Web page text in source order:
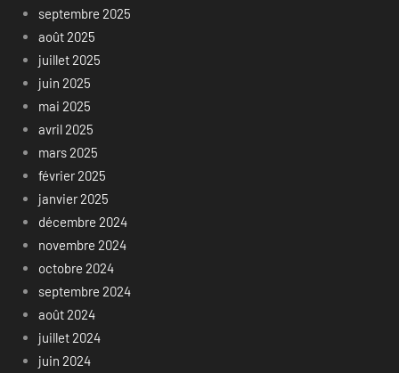
septembre 2025
août 2025
juillet 2025
juin 2025
mai 2025
avril 2025
mars 2025
février 2025
janvier 2025
décembre 2024
novembre 2024
octobre 2024
septembre 2024
août 2024
juillet 2024
juin 2024